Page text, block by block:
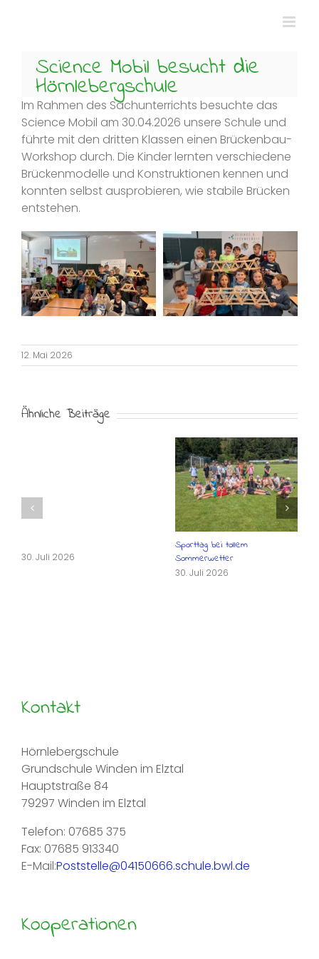
Science Mobil besucht die
Hörnlebergschule
Im Rahmen des Sachunterrichts besuchte das
Science Mobil am 30.04.2026 unsere Schule und
führte mit den dritten Klassen einen Brückenbau-
Workshop durch. Die Kinder lernten verschiedene
Brückenmodelle und Konstruktionen kennen und
konnten selbst ausprobieren, wie stabile Brücken
entstehen.
12. Mai 2026
Ähnliche Beiträge
30. Juli 2026
Sporttag bei tollem
Sommerwetter
30. Juli 2026
Kontakt
Hörnlebergschule
Grundschule Winden im Elztal
Hauptstraße 84
79297 Winden im Elztal
Telefon: 07685 375
Fax: 07685 913340
E-Mail:Poststelle@04150666.schule.bwl.de
Kooperationen